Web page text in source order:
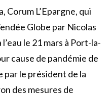
L’Epargne, qui
Globe par Nicolas
le 21 mars à Port-la-
cause de pandémie de
par le président de la
des mesures de